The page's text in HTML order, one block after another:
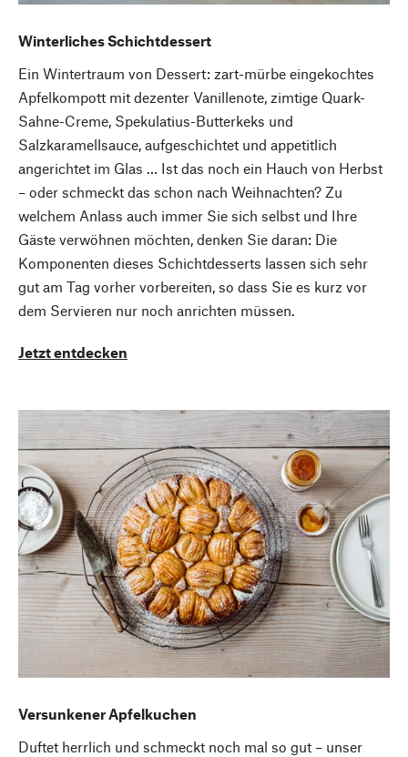
Winterliches Schichtdessert
Ein Wintertraum von Dessert: zart-mürbe eingekochtes
Apfelkompott mit dezenter Vanillenote, zimtige Quark-
Sahne-Creme, Spekulatius-Butterkeks und
Salzkaramellsauce, aufgeschichtet und appetitlich
angerichtet im Glas … Ist das noch ein Hauch von Herbst
– oder schmeckt das schon nach Weihnachten? Zu
welchem Anlass auch immer Sie sich selbst und Ihre
Gäste verwöhnen möchten, denken Sie daran: Die
Komponenten dieses Schichtdesserts lassen sich sehr
gut am Tag vorher vorbereiten, so dass Sie es kurz vor
dem Servieren nur noch anrichten müssen.
Jetzt entdecken
Versunkener Apfelkuchen
Duftet herrlich und schmeckt noch mal so gut – unser